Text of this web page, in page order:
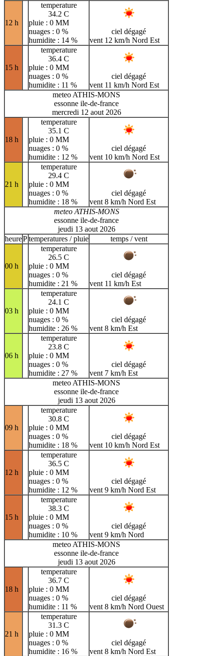
12 h
temperature
34.2 C
pluie : 0 MM
nuages : 0 %
humidite : 14 %
ciel dégagé
vent 12 km/h Nord Est
15 h
temperature
36.4 C
pluie : 0 MM
nuages : 0 %
humidite : 11 %
ciel dégagé
vent 11 km/h Nord Est
meteo ATHIS-MONS
essonne ile-de-france
mercredi 12 aout 2026
18 h
temperature
35.1 C
pluie : 0 MM
nuages : 0 %
humidite : 12 %
ciel dégagé
vent 10 km/h Nord Est
21 h
temperature
29.4 C
pluie : 0 MM
nuages : 0 %
humidite : 18 %
ciel dégagé
vent 8 km/h Nord Est
meteo ATHIS-MONS
essonne ile-de-france
jeudi 13 aout 2026
heurePtemperatures / pluie temps / vent
00 h
temperature
26.5 C
pluie : 0 MM
nuages : 0 %
humidite : 21 %
ciel dégagé
vent 11 km/h Est
03 h
temperature
24.1 C
pluie : 0 MM
nuages : 0 %
humidite : 26 %
ciel dégagé
vent 8 km/h Est
06 h
temperature
23.8 C
pluie : 0 MM
nuages : 0 %
humidite : 27 %
ciel dégagé
vent 7 km/h Est
meteo ATHIS-MONS
essonne ile-de-france
jeudi 13 aout 2026
09 h
temperature
30.8 C
pluie : 0 MM
nuages : 0 %
humidite : 18 %
ciel dégagé
vent 10 km/h Nord Est
12 h
temperature
36.5 C
pluie : 0 MM
nuages : 0 %
humidite : 12 %
ciel dégagé
vent 9 km/h Nord Est
15 h
temperature
38.3 C
pluie : 0 MM
nuages : 0 %
humidite : 10 %
ciel dégagé
vent 9 km/h Nord
meteo ATHIS-MONS
essonne ile-de-france
jeudi 13 aout 2026
18 h
temperature
36.7 C
pluie : 0 MM
nuages : 0 %
humidite : 11 %
ciel dégagé
vent 8 km/h Nord Ouest
21 h
temperature
31.3 C
pluie : 0 MM
nuages : 0 %
humidite : 16 %
ciel dégagé
vent 8 km/h Nord Est